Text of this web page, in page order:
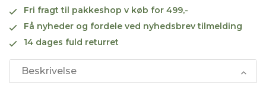
Fri fragt til pakkeshop v køb for 499,-
Få nyheder og fordele ved nyhedsbrev tilmelding
14 dages fuld returret
Beskrivelse